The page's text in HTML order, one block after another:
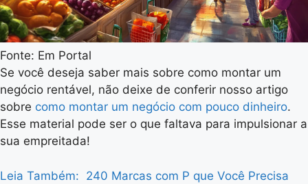
Fonte: Em Portal
Se você deseja saber mais sobre como montar um
negócio rentável, não deixe de conferir nosso artigo
sobre como montar um negócio com pouco dinheiro.
Esse material pode ser o que faltava para impulsionar a
sua empreitada!
Leia Também: 240 Marcas com P que Você Precisa